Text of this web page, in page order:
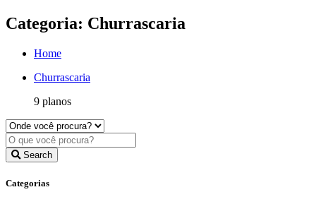
Categoria: Churrascaria
Home
Churrascaria
9 planos
Search
Categorias